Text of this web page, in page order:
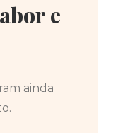
e
ainda